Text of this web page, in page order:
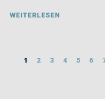
WEITERLESEN
1 2 3 4 5 6